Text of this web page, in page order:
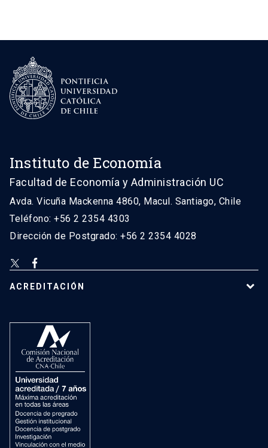
Instituto de Economía
Facultad de Economía y Administración UC
Avda. Vicuña Mackenna 4860, Macul. Santiago, Chile
Teléfono: +56 2 2354 4303
Dirección de Postgrado: +56 2 2354 4028
ACREDITACIÓN